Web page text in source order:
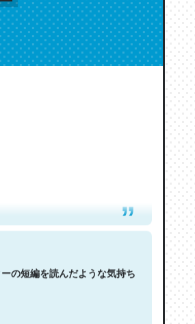
英語少しでも読める人は原文
Covid hit. Shit.
の短編を読んだような気持ち